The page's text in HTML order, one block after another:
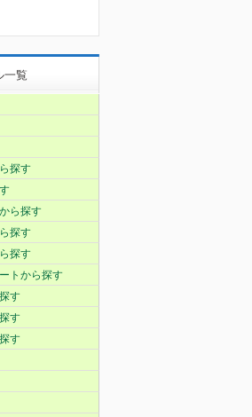
一覧
探す
ら探す
探す
探す
トから探す
す
す
す